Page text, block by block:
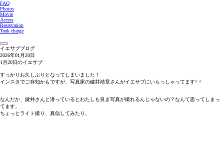
FAQ
Photos
Movie
Access
Reservation
Tank charge
イエサブブログ
2026年01月20日
1月20日のイエサブ
すっかりお久しぶりとなってしまいました！
インスタでご存知かもですが、写真家の鍵井靖章さんがイエサブにいらっしゃってます^ ^
なんだか、鍵井さんと潜っているとわたしも良き写真が撮れるんじゃないの？なんて思ってしまっ
てます。
ちょっとライト撮り、真似してみたり。